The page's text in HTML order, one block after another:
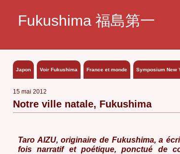
Fukushima 福島第一
Japon Voir Fukushima France et monde Symposium New
15 mai 2012
Notre ville natale, Fukushima
Taro AIZU, originaire de Fukushima, a
fois narratif et poétique, ponctué de